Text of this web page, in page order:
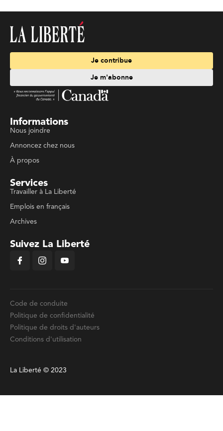
Je contribue
Je m'abonne
Informations
Nous joindre
Annoncez chez nous
À propos
Services
Travailler à La Liberté
Emplois en français
Archives
Suivez La Liberté
Code de conduite
Politique de confidentialité
Politique de droits d'auteurs
Conditions d'utilisation
La Liberté © 2023